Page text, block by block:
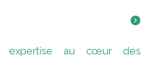
expertise au cœur des